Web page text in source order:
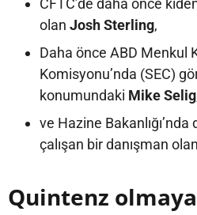
CFTC’de daha önce
olan Josh Sterling,
Daha önce ABD Menkul
Komisyonu’nda (SEC)
konumundaki Mike Selig
ve Hazine
çalışan bir danışman olan
Quintenz